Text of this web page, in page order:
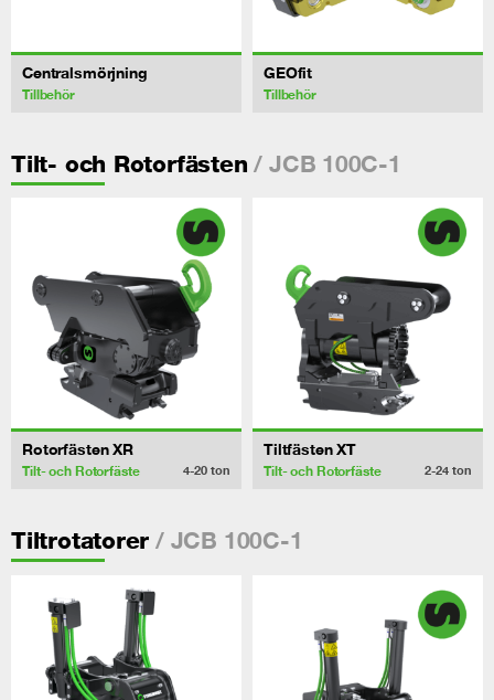
Centralsmörjning
Tillbehör
GEOfit
Tillbehör
Tilt- och Rotorfästen / JCB 100C-1
Rotorfästen XR
Tilt- och Rotorfäste 4-20 ton
Tiltfästen XT
Tilt- och Rotorfäste 2-24 ton
Tiltrotatorer / JCB 100C-1